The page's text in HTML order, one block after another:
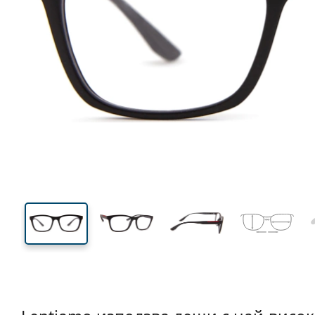
Ширина
41 mm
Височина на стъклото Ширина на стъклото
на